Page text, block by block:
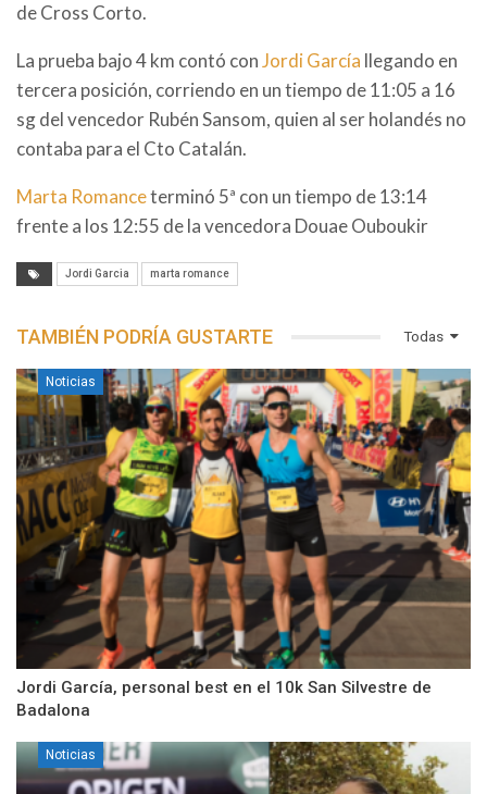
de Cross Corto.
La prueba bajo 4 km contó conJordi García llegando en
tercera posición, corriendo en un tiempo de 11:05 a 16
sg del vencedor Rubén Sansom, quien al ser holandés no
contaba para el Cto Catalán.
Marta Romanceterminó 5ª con un tiempo de 13:14
frente a los 12:55 de la vencedora Douae Ouboukir
Jordi Garcia marta romance
Todas
TAMBIÉN PODRÍA GUSTARTE
Noticias
Jordi García, personal best en el 10k San Silvestre de
Badalona
Noticias